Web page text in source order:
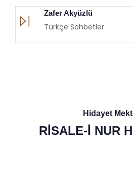
Zafer Akyüzlü
Türkçe Sohbetler
Hidayet
RİSALE-İ NUR